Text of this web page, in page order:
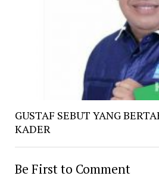
GUSTAF SEBUT YANG
KADER
Be First to Comment